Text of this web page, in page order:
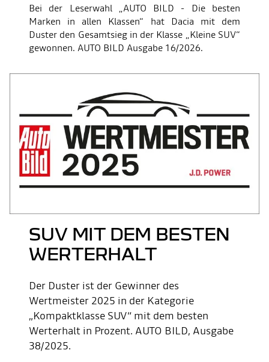
Bei der Leserwahl „AUTO BILD - Die besten
Marken in allen Klassen“ hat Dacia mit dem
Duster den Gesamtsieg in der Klasse „Kleine SUV“
gewonnen. AUTO BILD Ausgabe 16/2026.
SUV MIT DEM BESTEN
WERTERHALT
Der Duster ist der Gewinner des
Wertmeister 2025 in der Kategorie
„Kompaktklasse SUV“ mit dem besten
Werterhalt in Prozent. AUTO BILD, Ausgabe
38/2025.